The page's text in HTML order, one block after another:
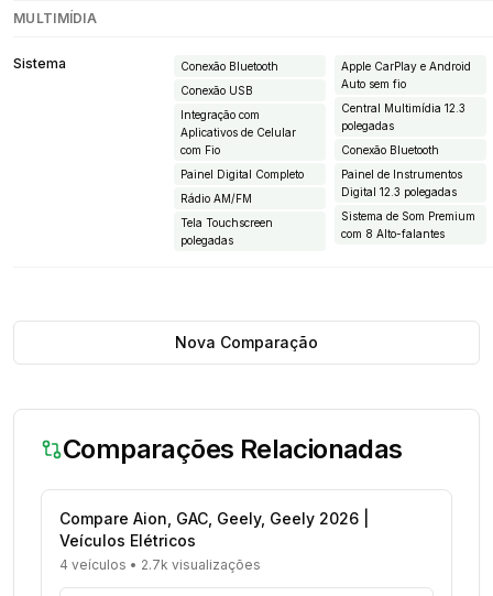
MULTIMÍDIA
Sistema
Conexão Bluetooth
Conexão USB
Integração com
Aplicativos de Celular
com Fio
Painel Digital Completo
Rádio AM/FM
Tela Touchscreen
polegadas
Apple CarPlay e Android
Auto sem fio
Central Multimídia 12.3
polegadas
Conexão Bluetooth
Painel de Instrumentos
Digital 12.3 polegadas
Sistema de Som Premium
com 8 Alto-falantes
Nova Comparação
Comparações Relacionadas
Compare Aion, GAC, Geely, Geely 2026 |
Veículos Elétricos
4 veículos • 2.7k visualizações